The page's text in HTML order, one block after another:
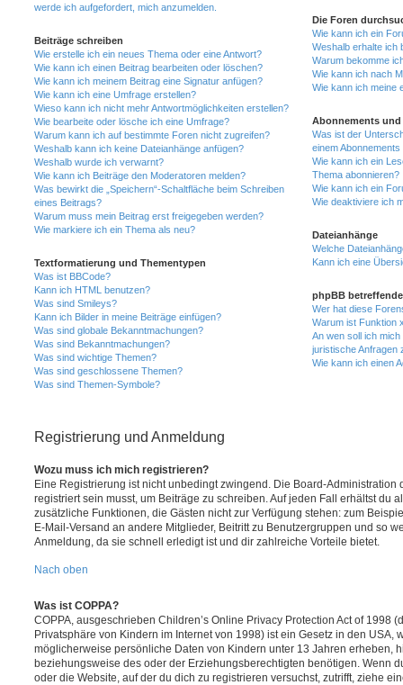
werde ich aufgefordert, mich anzumelden.
Beiträge schreiben
Wie erstelle ich ein neues Thema oder eine Antwort?
Wie kann ich einen Beitrag bearbeiten oder löschen?
Wie kann ich meinem Beitrag eine Signatur anfügen?
Wie kann ich eine Umfrage erstellen?
Wieso kann ich nicht mehr Antwortmöglichkeiten erstellen?
Wie bearbeite oder lösche ich eine Umfrage?
Warum kann ich auf bestimmte Foren nicht zugreifen?
Weshalb kann ich keine Dateianhänge anfügen?
Weshalb wurde ich verwarnt?
Wie kann ich Beiträge den Moderatoren melden?
Was bewirkt die „Speichern“-Schaltfläche beim Schreiben
eines Beitrags?
Warum muss mein Beitrag erst freigegeben werden?
Wie markiere ich ein Thema als neu?
Textformatierung und Thementypen
Was ist BBCode?
Kann ich HTML benutzen?
Was sind Smileys?
Kann ich Bilder in meine Beiträge einfügen?
Was sind globale Bekanntmachungen?
Was sind Bekanntmachungen?
Was sind wichtige Themen?
Was sind geschlossene Themen?
Was sind Themen-Symbole?
Die Foren
Wie kann ich ein
Weshalb erhalte ich
Warum bekomme
Wie kann ich nach
Wie kann ich meine
Abonnements und
Was ist der
einem
Wie kann ich ein
Thema abonnieren?
Wie kann ich ein
Wie deaktiviere ich
Dateianhänge
Welche
Kann ich eine
phpBB
Wer hat diese
Warum ist Funktion
An wen soll ich
juristische Anfragen
Wie kann ich einen
Registrierung und Anmeldung
Wozu muss ich mich registrieren?
Eine Registrierung ist nicht unbedingt zwingend. Die Board-Administration
registriert sein musst, um Beiträge zu schreiben. Auf jeden Fall erhältst du
zusätzliche Funktionen, die Gästen nicht zur Verfügung stehen: zum
E-Mail-Versand an andere Mitglieder, Beitritt zu Benutzergruppen und so
Anmeldung, da sie schnell erledigt ist und dir zahlreiche Vorteile bietet.
Nach oben
Was ist COPPA?
COPPA, ausgeschrieben Children’s Online Privacy Protection Act of 1998
Privatsphäre von Kindern im Internet von 1998) ist ein Gesetz in den USA,
möglicherweise persönliche Daten von Kindern unter 13 Jahren erheben,
beziehungsweise des oder der Erziehungsberechtigten benötigen. Wenn
oder die Website, auf der du dich zu registrieren versuchst, zutrifft, ziehe